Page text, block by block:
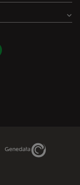
Genedata Link